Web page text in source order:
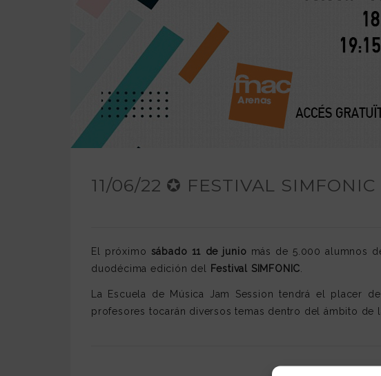
11/06/22 ✪ FESTIVAL
El próximo sábado 11 de junio más de 5.000 alumnos
duodécima edición del
Festival SIMFONIC
La Escuela de Música Jam Session tendrá el placer
profesores tocarán diversos temas dentro del ámbito de